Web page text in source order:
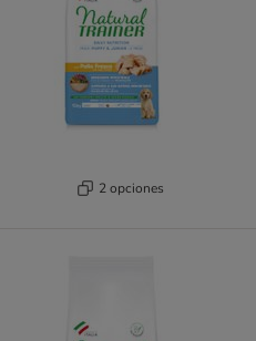
2 opciones